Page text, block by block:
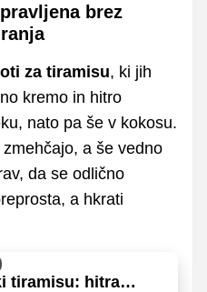
brez
za tiramisu, ki jih
kremo in hitro
nato pa še v kokosu.
a še vedno
da se odlično
a hkrati
tiramisu: hitra